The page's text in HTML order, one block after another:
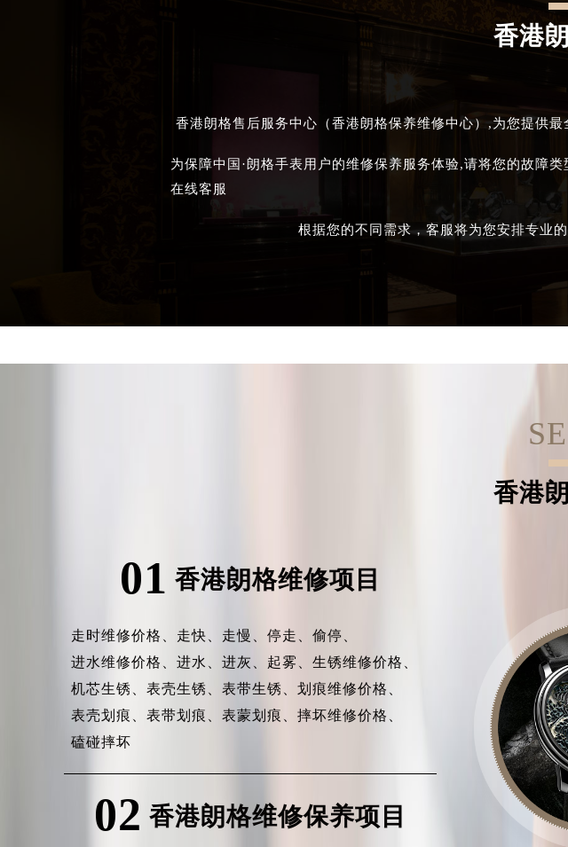
香港
香港朗格售后服务中心（香港朗格保养维修中心）,为您提供
为保障中国·朗格手表用户的维修保养服务体验,请将您的故障
在线客服
根据您的不同需求，客服将为您安排专业
香港
01 香港朗格维修项目
走时维修价格、 走快、 走慢、停走、偷停、
进水维修价格、进水、进灰、 起雾、生锈维修价格、
机芯生锈、表壳生锈、表带生锈、划痕维修价格、
表壳划痕、表带划痕、表蒙划痕、摔坏维修价格、
磕碰摔坏
02 香港朗格维修保养项目